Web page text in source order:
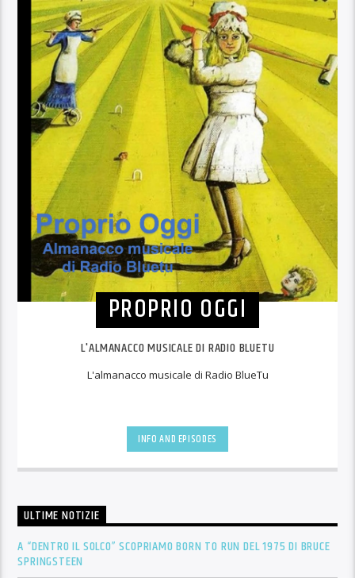
PROPRIO OGGI
L'ALMANACCO MUSICALE DI RADIO BLUETU
L'almanacco musicale di Radio BlueTu
INFO AND EPISODES
ULTIME NOTIZIE
A “DENTRO IL SOLCO” SCOPRIAMO BORN TO RUN DEL 1975 DI BRUCE
SPRINGSTEEN